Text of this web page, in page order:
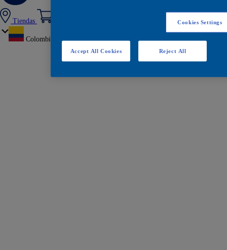
Tiendas
Colombia
Cookies Settings
Reject All
Accept All Cookies